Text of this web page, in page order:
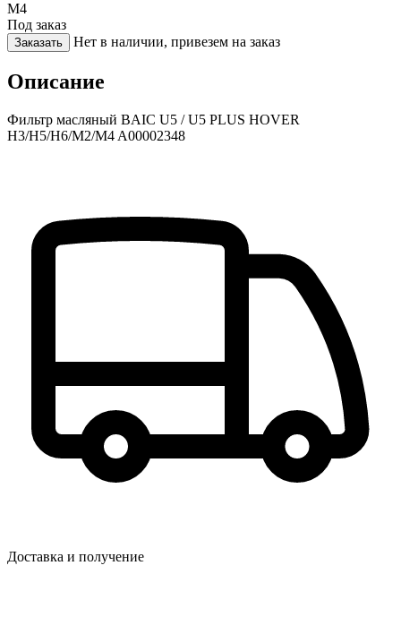
M4
Под заказ
Заказать Нет в наличии, привезем на заказ
Описание
Фильтр масляный BAIC U5 / U5 PLUS HOVER
H3/H5/H6/M2/M4 A00002348
Доставка и получение